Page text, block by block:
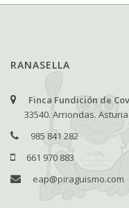
RANASELLA
Finca Fundición de
33540. Arriondas.
985 841 282
661 970 883
eap@piraguismo.com